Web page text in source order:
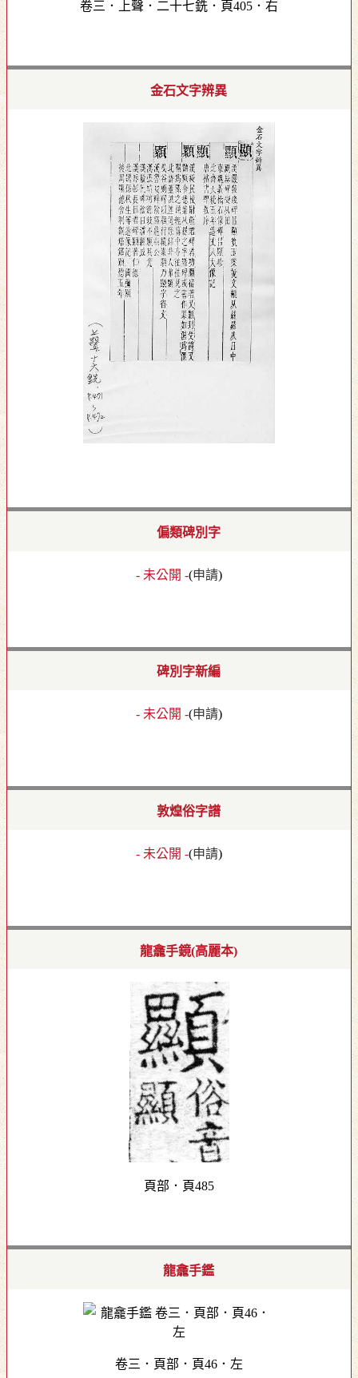
卷三．上聲．二十七銑．頁405．右
金石文字辨異
偏類碑別字
- 未公開 -(申請)
碑別字新編
- 未公開 -(申請)
敦煌俗字譜
- 未公開 -(申請)
龍龕手鏡(高麗本)
頁部．頁485
龍龕手鑑
卷三．頁部．頁46．左